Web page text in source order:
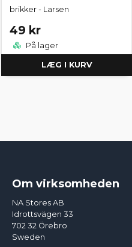
brikker - Larsen
49 kr
På lager
LÆG I KURV
Om virksomheden
NA Stores AB
Idrottsvägen 33
702 32 Örebro
Sweden